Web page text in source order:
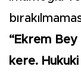
“Ekrem
kere.